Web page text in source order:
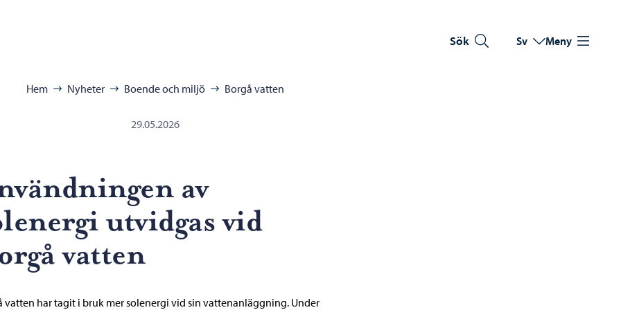
Sök Byt språk
Nuvarande språk:
Sv Meny
Hem Nyheter Boende och miljö Borgå vatten
29.05.2026
av
utvidgas vid
vatten
vatten har tagit i bruk mer solenergi vid sin vattenanläggning. Under